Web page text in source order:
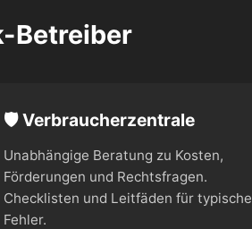
Betreiber
🛡️ Verbraucherzentrale
Unabhängige Beratung zu Kosten,
Förderungen und Rechtsfragen.
Checklisten und Leitfäden für typische
Fehler.